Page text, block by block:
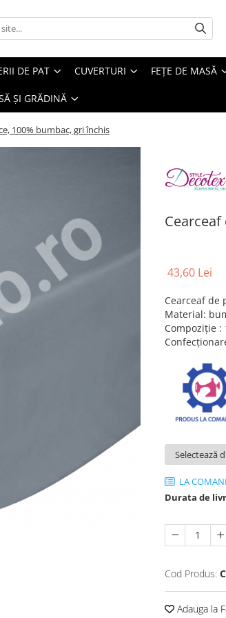
DE PAT CUVERTURI FEȚE DE MASĂ
ȘI GRĂDINĂ
100% bumbac, gri închis
43,60 Lei
Cearceaf de
Material:
Compoziție :
LA
Durata de
Cod Produs:
Adauga la